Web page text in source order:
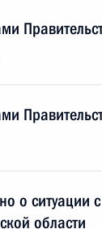
о ситуации
области